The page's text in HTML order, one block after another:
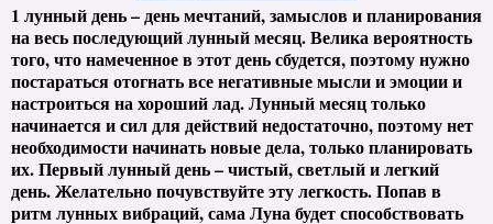
1 лунный день – день мечтаний, замыслов и планирования
на весь последующий лунный месяц. Велика вероятность
того, что намеченное в этот день сбудется, поэтому нужно
постараться отогнать все негативные мысли и эмоции и
настроиться на хороший лад. Лунный месяц только
начинается и сил для действий недостаточно, поэтому нет
необходимости начинать новые дела, только планировать
их. Первый лунный день – чистый, светлый и легкий
день. Желательно почувствуйте эту легкость. Попав в
ритм лунных вибраций, сама Луна будет способствовать